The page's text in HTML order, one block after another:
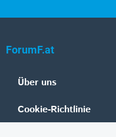
ForumF.at
Über uns
Cookie-Richtlinie